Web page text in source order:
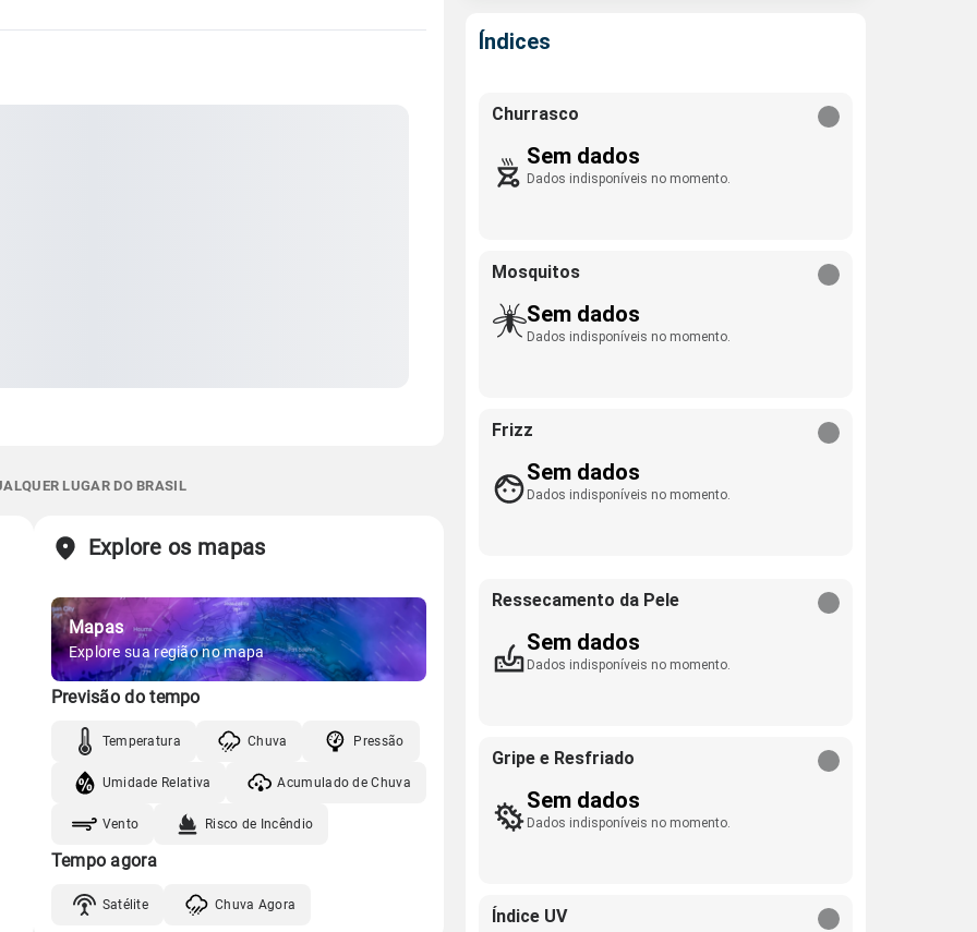
LUGAR DO BRASIL
Explore os mapas
Mapas
Explore sua região no mapa
Previsão do tempo
Temperatura Chuva Pressão
Umidade Relativa Acumulado de Chuva
Vento Risco de Incêndio
Tempo agora
Satélite Chuva Agora
Índices
Churrasco
Sem dados
Dados indisponíveis no momento.
Mosquitos
Sem dados
Dados indisponíveis no momento.
Frizz
Sem dados
Dados indisponíveis no momento.
Ressecamento da Pele
Sem dados
Dados indisponíveis no momento.
Gripe e Resfriado
Sem dados
Dados indisponíveis no momento.
Índice UV